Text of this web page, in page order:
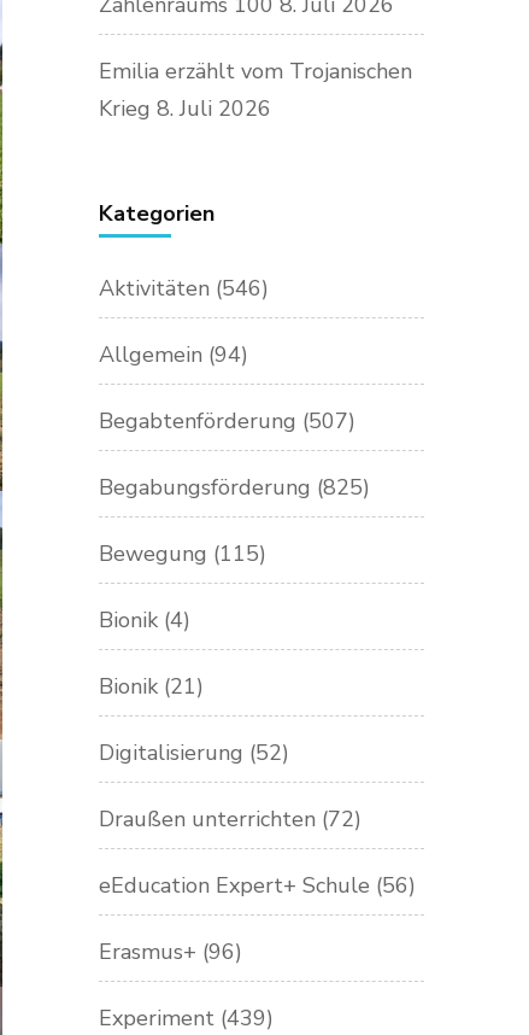
Emilia erzählt vom Trojanischen
Krieg 8. Juli 2026
Kategorien
Aktivitäten (546)
Allgemein (94)
Begabtenförderung (507)
Begabungsförderung (825)
Bewegung (115)
Bionik (4)
Bionik (21)
Digitalisierung (52)
Draußen unterrichten (72)
eEducation Expert+ Schule (56)
Erasmus+ (96)
Experiment (439)